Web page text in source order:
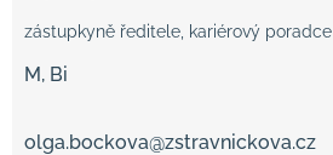
zástupkyně ředitele, kariérový poradce
M, Bi
olga.bockova@zstravnickova.cz